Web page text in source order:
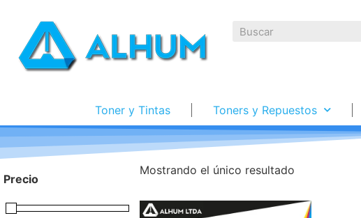
Toner y Tintas Toners y Repuestos
Precio
Mostrando el único resultado